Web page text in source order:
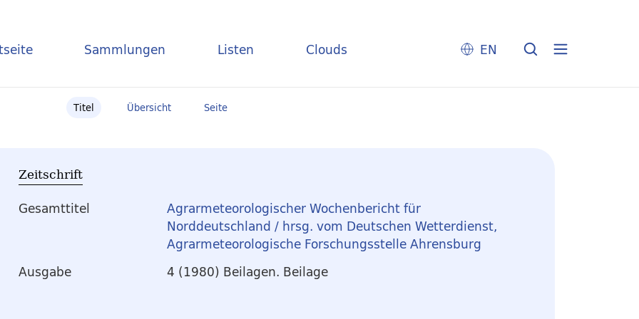
Sammlungen Listen Clouds EN
Titel Übersicht Seite
Zeitschrift
Gesamttitel
Agrarmeteorologischer Wochenbericht für
Norddeutschland / hrsg. vom Deutschen Wetterdienst,
Agrarmeteorologische Forschungsstelle Ahrensburg
Ausgabe
4 (1980) Beilagen. Beilage